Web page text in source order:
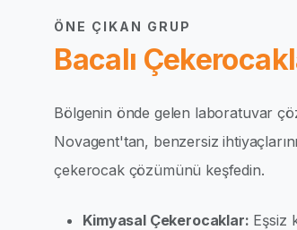
ÖNE ÇIKAN GRUP
Bacalı
Bölgenin önde gelen laboratuvar
Novagent'tan, benzersiz
çekerocak çözümünü keşfedin.
Kimyasal Çekerocaklar: Eşsiz